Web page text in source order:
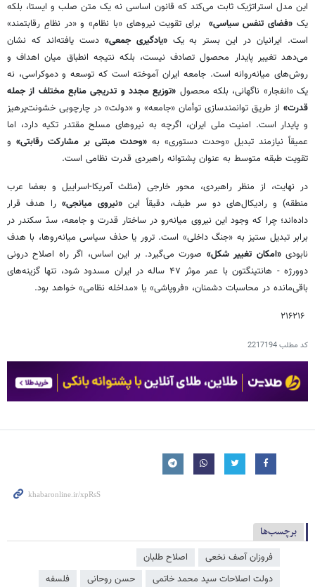
این مدل استراتژیک ثابت می‌کند که قانون اساسی نه یک متن صلب و ایستا، بلکه
یک «فضای تنفس سیاسی» برای تقویت نیروهای «با نظام» و «در نظامِ رقابتمند»
است. ایرانیان در این بستر به یک«یادگیری جمعی» دست یافته‌اند که نشان
می‌دهد تغییر پایدار محصول تصادف نیست، بلکه نتیجه انطباق میان اهداف و
روش‌های میانه‌روانه است. جامعه ایران آموخته است که توسعه و دموکراسی، نه
یک «انفجار» ناگهانی، بلکه محصول «توزیع مجدد و تدریجی منابع مختلف از جمله
قدرت» از طریق توانمندسازی توأمان «جامعه» و «دولت» در چارچوبی خشونت‌پرهیز
و پایدار است. امنیت ملی ایران، اگرچه به نیروهای مسلح مقتدر تکیه دارد، اما
عمیقاً نیازمند تبدیل «وحدت دستوری» به «وحدت مبتنی بر مشارکت رقابتی» و
تقویت طبقه متوسط به عنوان پشتوانه راهبردی قدرت نظامی است.
در نهایت، از منظر راهبردی، محور خارجی (مثلث آمریکا-اسراییل و بعضا عرب
منطقه) و رادیکال‌های دو سر طیف، دقیقاً این «نیروی میانجی»را هدف قرار
داده‌اند؛ چرا که وجود این نیروی میانه‌رو در ساختار قدرت و جامعه، سدّ سکندر در
برابر تبدیل ستیز به «جنگ داخلی» است. ترور یا حذف سیاسی میانه‌روها، با هدف
نابودی«امکان تغییر شکل» صورت می‌گیرد. بر این اساس، اگر راه اصلاح درونی
دوورژه - هانتینگتون با عمر موثر ۴۷ ساله در ایران مسدود شود، تنها گزینه‌های
باقی‌مانده در محاسبات دشمنان، «فروپاشی» یا «مداخله نظامی» خواهد بود.
کد مطلب2217194
برچسب‌ها
فروزان آصف نخعی
اصلاح طلبان
دولت اصلاحات سید محمد خاتمی
حسن روحانی
فلسفه